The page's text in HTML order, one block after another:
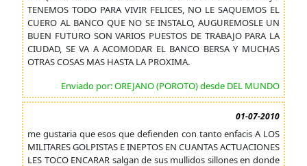
TENEMOS TODO PARA VIVIR FELICES, NO LE SAQUEMOS EL
CUERO AL BANCO QUE NO SE INSTALO, AUGUREMOSLE UN
BUEN FUTURO SON VARIOS PUESTOS DE TRABAJO PARA LA
CIUDAD, SE VA A ACOMODAR EL BANCO BERSA Y MUCHAS
OTRAS COSAS MAS HASTA LA PROXIMA.
Enviado por: OREJANO (POROTO) desde DEL MUNDO
01-07-2010
me gustaria que esos que defienden con tanto enfacis A LOS
MILITARES GOLPISTAS E INEPTOS EN CUANTAS ACTUACIONES
LES TOCO ENCARAR salgan de sus mullidos sillones en donde